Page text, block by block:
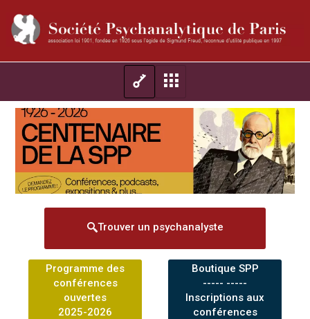
Trouver un psychanalyste
Programme des
conférences
ouvertes
2025-2026
Boutique SPP
----- -----
Inscriptions aux
conférences